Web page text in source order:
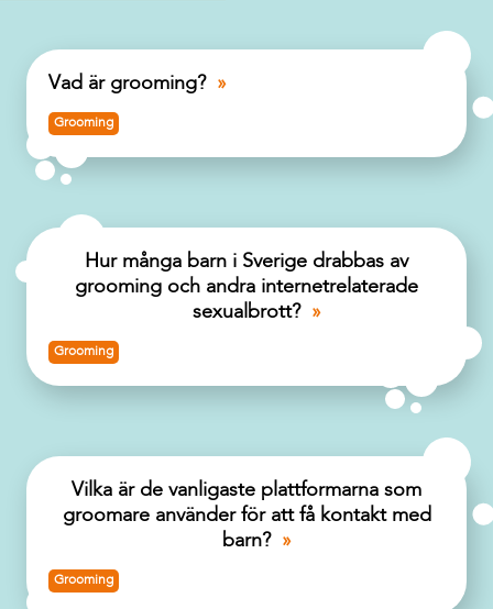
Grooming
Vad är grooming?
Grooming
Hur många barn i Sverige drabbas av
grooming och andra internetrelaterade
sexualbrott?
Grooming
Vilka är de vanligaste plattformarna som
groomare använder för att få kontakt med
barn?